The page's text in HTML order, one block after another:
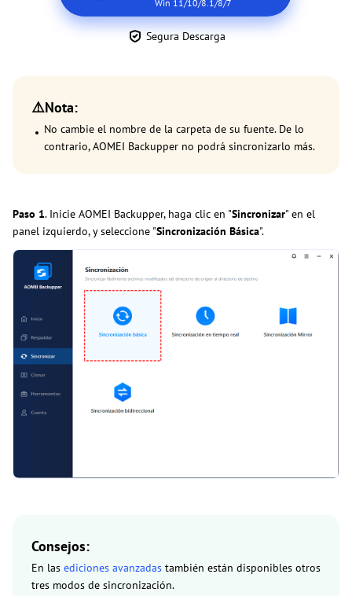
Win 11/10/8.1/8/7
Segura Descarga
⚠️Nota:
No cambie el nombre de la carpeta de su fuente. De lo
contrario, AOMEI Backupper no podrá sincronizarlo más.
Paso 1. Inicie AOMEI Backupper, haga clic en "Sincronizar" en el
panel izquierdo, y seleccione "Sincronización Básica".
Consejos:
En las ediciones avanzadas también están disponibles otros
tres modos de sincronización.